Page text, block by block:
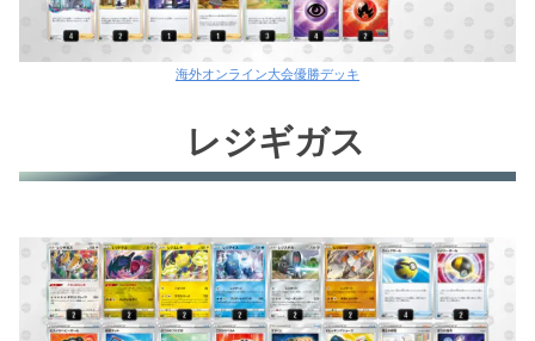
海外オンライン大会優勝デッキ
レジギガス